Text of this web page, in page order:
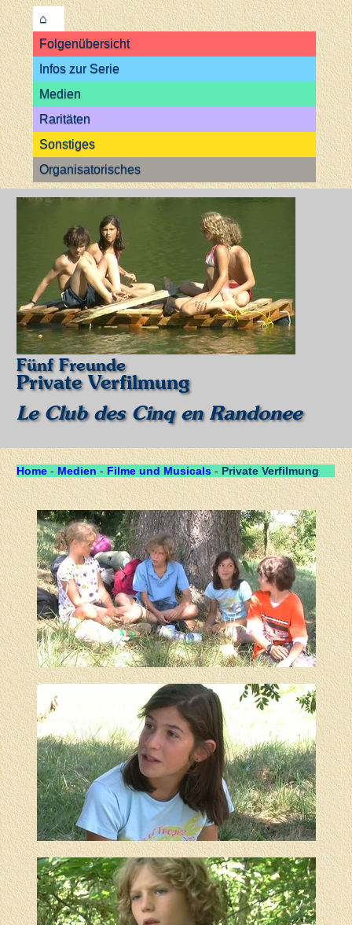
⌂
Folgenübersicht
Infos zur Serie
Medien
Raritäten
Sonstiges
Organisatorisches
Fünf Freunde
Private Verfilmung
Le Club des Cinq en Randonee
Home - Medien - Filme und Musicals - Private Verfilmung